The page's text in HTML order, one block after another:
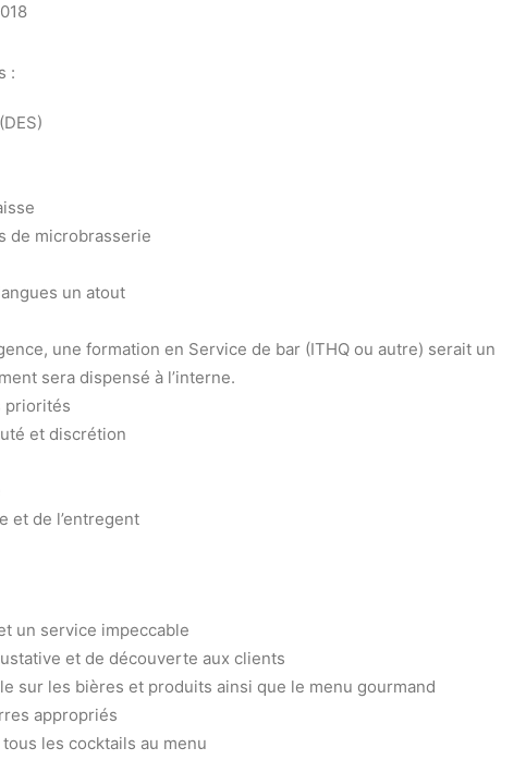
:
de microbrasserie
un atout
une formation en Service de bar (ITHQ ou autre) serait un
sera dispensé à l’interne.
priorités
et discrétion
et de l’entregent
un service impeccable
et de découverte aux clients
sur les bières et produits ainsi que le menu gourmand
appropriés
les cocktails au menu